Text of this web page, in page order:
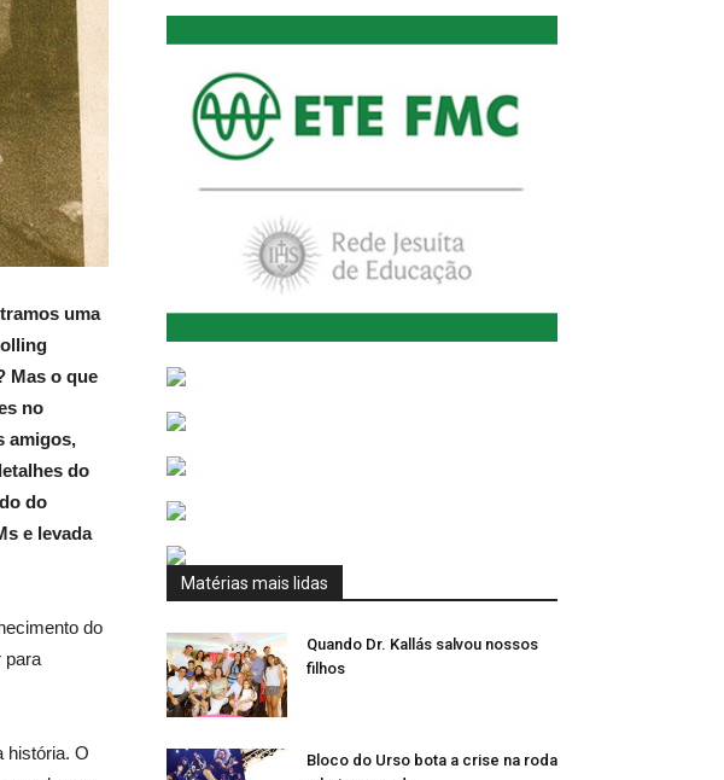
uma
Mas o que
no
amigos,
do
do
e levada
do
para
história. O
Matérias mais lidas
Quando Dr. Kallás salvou nossos
filhos
Bloco do Urso bota a crise na roda